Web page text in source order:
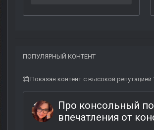
ПОПУЛЯРНЫЙ КОНТЕНТ
Показан контент с высокой
Про консольный
впечатления от